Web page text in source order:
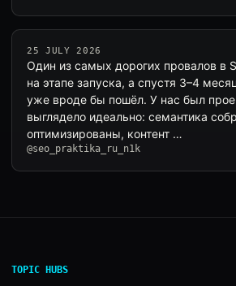
25 JULY 2026
Один из самых дорогих провалов в
на этапе запуска, а спустя 3–4
уже вроде бы пошёл. У нас был
выглядело идеально: семантика
оптимизированы, контент …
@seo_praktika_ru_n1k
TOPIC HUBS